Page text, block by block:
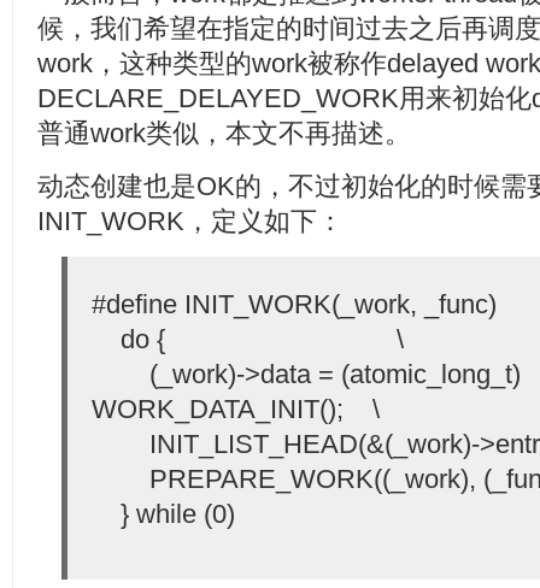
候，我们希望在指定的时间过去之后再调
work，这种类型的work被称作delayed
DECLARE_DELAYED_WORK用来初始
普通work类似，本文不再描述。
动态创建也是OK的，不过初始化的时候需
INIT_WORK，定义如下：
#define
do { \
(_work)->data = (atomic_long_t)
WORK_DATA_INIT(); \
INIT_LIST_HEAD(&(_work)-
} while (0)